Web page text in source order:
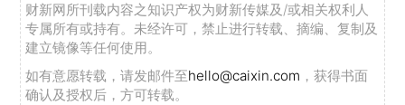
财新网所刊载内容之知识产权为财新传媒及/或相关权利人
专属所有或持有。未经许可，禁止进行转载、摘编、复制及
建立镜像等任何使用。
如有意愿转载，请发邮件至hello@caixin.com ，获得书面
确认及授权后，方可转载。